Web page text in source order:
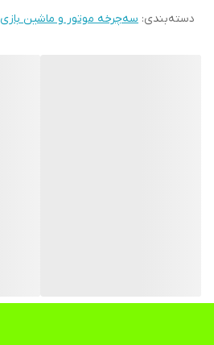
دسته‌بندی: سه‌چرخه موتور و ماشین بازی